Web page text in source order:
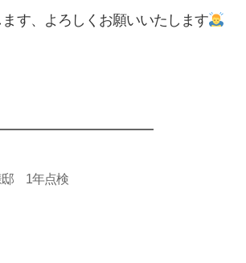
す、よろしくお願いいたします
1年点検